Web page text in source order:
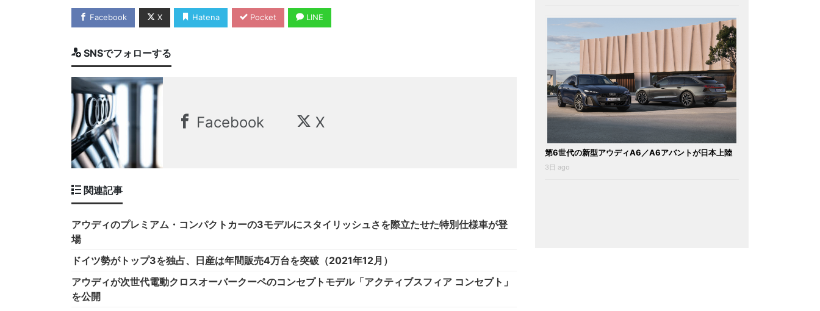
Facebook X Hatena Pocket LINE
SNSでフォローする
Facebook X
関連記事
アウディのプレミアム・コンパクトカーの3モデルにスタイリッシュさを際立たせた特別仕様車が登
場
ドイツ勢がトップ3を独占、日産は年間販売4万台を突破（2021年12月）
アウディが次世代電動クロスオーバークーペのコンセプトモデル「アクティブスフィア コンセプト」
を公開
第6世代の新型アウディA6／A6アバントが日本上陸
3日 ago